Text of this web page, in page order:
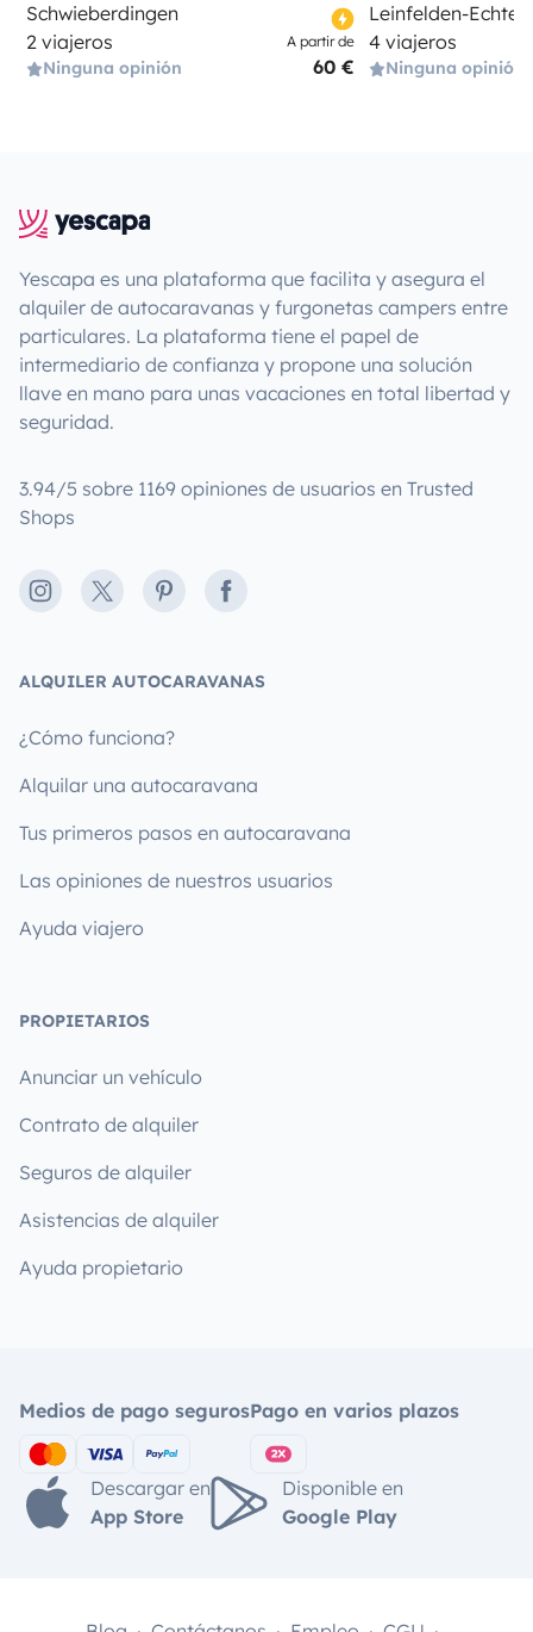
Schwieberdingen
2 viajeros
Ninguna opinión
A partir de
60 €
Leinfelden-
4 viajeros
Ninguna opinión
Yescapa es una plataforma que facilita y asegura el
alquiler de autocaravanas y furgonetas campers entre
particulares. La plataforma tiene el papel de
intermediario de confianza y propone una solución
llave en mano para unas vacaciones en total libertad y
seguridad.
3.94/5 sobre 1169 opiniones de usuarios en Trusted
Shops
Instagram
X PinterestFacebook
ALQUILER AUTOCARAVANAS
¿Cómo funciona?
Alquilar una autocaravana
Tus primeros pasos en autocaravana
Las opiniones de nuestros usuarios
Ayuda viajero
PROPIETARIOS
Anunciar un vehículo
Contrato de alquiler
Seguros de alquiler
Asistencias de alquiler
Ayuda propietario
Medios de pago segurosPago en varios plazos
Descargar en
App Store
Disponible en
Google Play